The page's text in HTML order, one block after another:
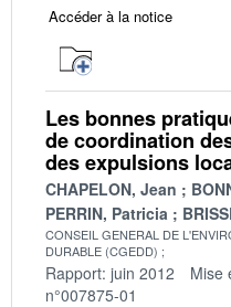
Accéder à la notice
Les bonnes
de coordination
des expulsions
CHAPELON, Jean
PERRIN, Patricia
CONSEIL GENERAL DE
DURABLE (CGEDD)
Rapport: juin 2012 Mise
n°007875-01